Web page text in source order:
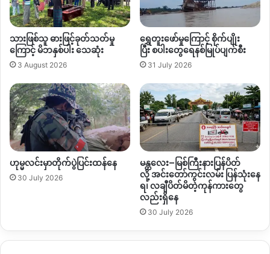
အရွယ် Maran Lu Ra (မရန်လုရာ) နှင့် အသက် ၂၁ နှစ်အရွယ်
Tangbau Hkawn Nan Tsin (တန်ဘောင်ခေါန်နန်စင်) တို့အဓမ္မပြု
ကျင့်ခံရ၍ သေဆုံးခဲ့ခြင်း ဖြစ်သည်။
Copy URL
သားဖြစ်သူ ဓားဖြင့်ခုတ်သတ်မှု
ကြောင့် မိဘနှစ်ပါး သေဆုံး
3 August 2026
ရွှေတူးဖော်မှုကြောင့် စိုက်ပျိုး
ပြီး စပါးတွေရေနစ်မြုပ်ပျက်စီး
31 July 2026
ဟုမ္မလင်းမှာတိုက်ပွဲပြင်းထန်နေ
30 July 2026
မန္တလေး–မြစ်ကြီးနားပြန်ပိတ်
လို့ အင်းတော်ကွင်းလမ်း ပြန်သုံးနေ
ရ၊ လချီပိတ်မိတဲ့ကုန်ကားတွေ
လည်းရှိနေ
30 July 2026